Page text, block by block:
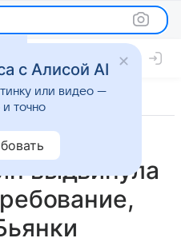
жизнь
выдвинула
с Алисой AI
или видео —
точно